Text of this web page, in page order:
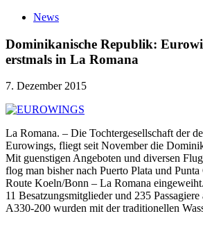
News
Dominikanische Republik:
erstmals in La Romana
7. Dezember 2015
La Romana. – Die Tochtergesellschaft der
Eurowings, fliegt seit November die
Mit guenstigen Angeboten und diversen
flog man bisher nach Puerto Plata und
Route Koeln/Bonn – La Romana
11 Besatzungsmitglieder und 235
A330-200 wurden mit der traditionellen